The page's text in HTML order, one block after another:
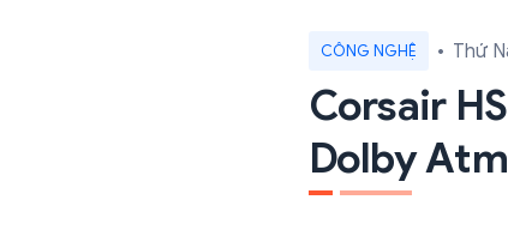
CÔNG NGHỆ Thứ
Corsair
Dolby